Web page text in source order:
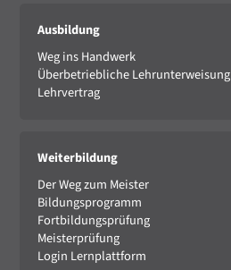
Ausbildung
Weg ins Handwerk
Überbetriebliche Lehrunterweisung
Lehrvertrag
Weiterbildung
Der Weg zum Meister
Bildungsprogramm
Fortbildungsprüfung
Meisterprüfung
Login Lernplattform